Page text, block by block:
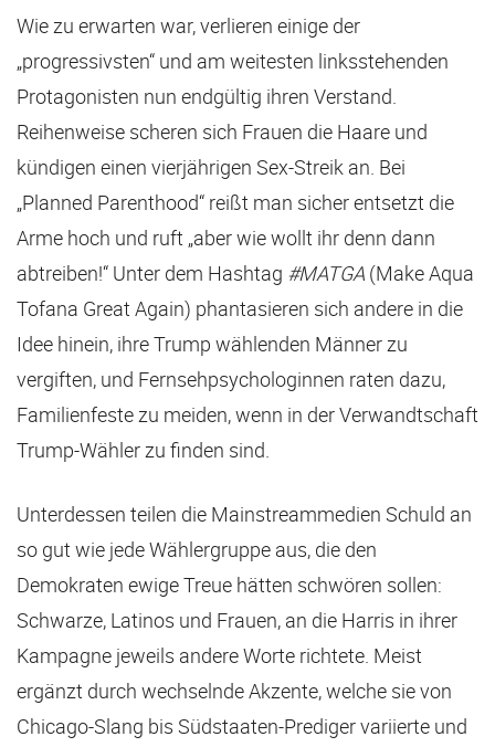
Wie zu erwarten war, verlieren einige der
„progressivsten“ und am weitesten linksstehenden
Protagonisten nun endgültig ihren Verstand.
Reihenweise scheren sich Frauen die Haare und
kündigen einen vierjährigen Sex-Streik an. Bei
„Planned Parenthood“ reißt man sicher entsetzt die
Arme hoch und ruft „aber wie wollt ihr denn dann
abtreiben!“ Unter dem Hashtag #MATGA (Make Aqua
Tofana Great Again) phantasieren sich andere in die
Idee hinein, ihre Trump wählenden Männer zu
vergiften, und Fernsehpsychologinnen raten dazu,
Familienfeste zu meiden, wenn in der Verwandtschaft
Trump-Wähler zu finden sind.
Unterdessen teilen die Mainstreammedien Schuld an
so gut wie jede Wählergruppe aus, die den
Demokraten ewige Treue hätten schwören sollen:
Schwarze, Latinos und Frauen, an die Harris in ihrer
Kampagne jeweils andere Worte richtete. Meist
ergänzt durch wechselnde Akzente, welche sie von
Chicago-Slang bis Südstaaten-Prediger variierte und